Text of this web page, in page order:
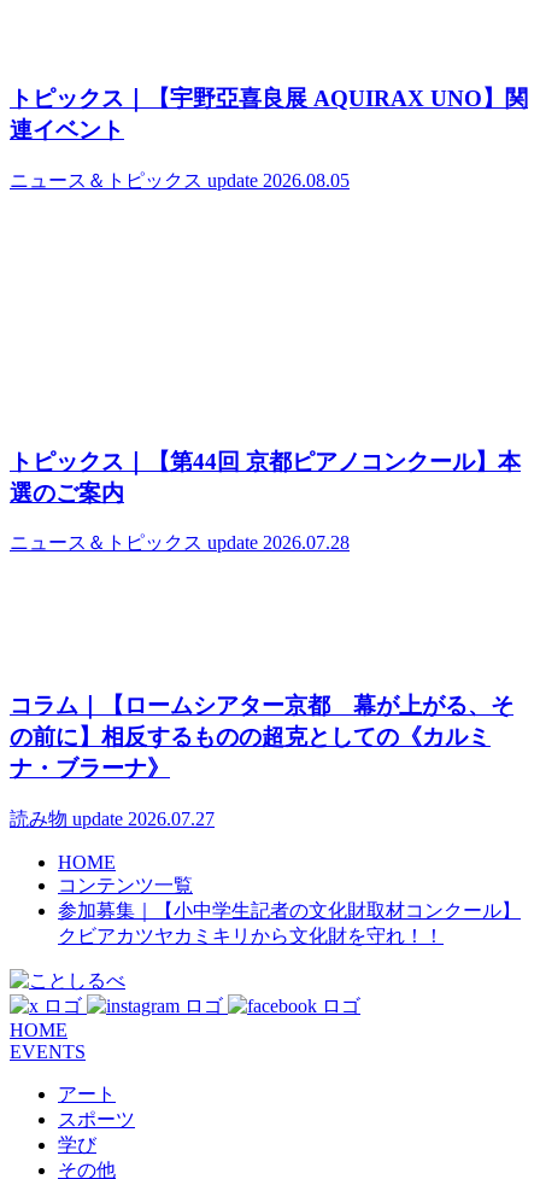
トピックス｜【宇野亞喜良展 AQUIRAX UNO】関
連イベント
ニュース＆トピックス update 2026.08.05
トピックス｜【第44回 京都ピアノコンクール】本
選のご案内
ニュース＆トピックス update 2026.07.28
コラム｜【ロームシアター京都 幕が上がる、そ
の前に】相反するものの超克としての《カルミ
ナ・ブラーナ》
読み物 update 2026.07.27
HOME
コンテンツ一覧
参加募集｜【小中学生記者の文化財取材コンクール】
クビアカツヤカミキリから文化財を守れ！！
HOME
EVENTS
アート
スポーツ
学び
その他